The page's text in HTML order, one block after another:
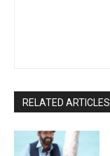
RELATED ARTICLES